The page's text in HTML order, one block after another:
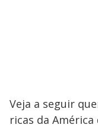
Veja a seguir
ricas da América